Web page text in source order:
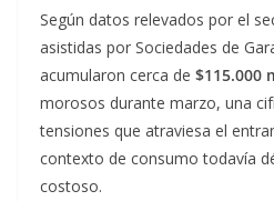
Según datos relevados por el
asistidas por Sociedades de
acumularon cerca de $115.000
morosos durante marzo, una
tensiones que atraviesa el
contexto de consumo todavía
costoso.